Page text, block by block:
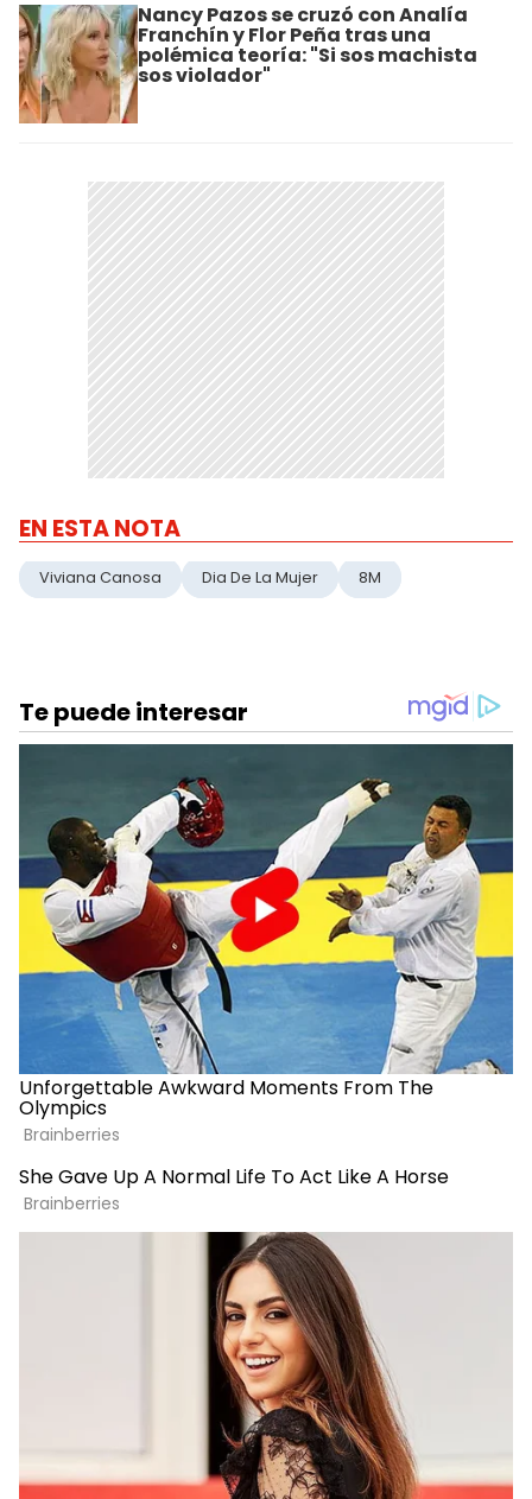
Nancy Pazos se cruzó con Analía
Franchín y Flor Peña tras una
polémica teoría: "Si sos machista
sos violador"
EN ESTA NOTA
Viviana Canosa Dia De La Mujer 8M